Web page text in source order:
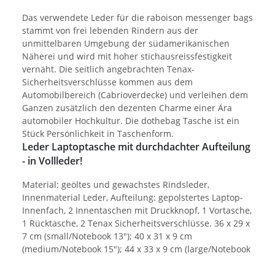
Das verwendete Leder für die raboison messenger bags
stammt von frei lebenden Rindern aus der
unmittelbaren Umgebung der südamerikanischen
Näherei und wird mit hoher stichausreissfestigkeit
vernäht. Die seitlich angebrachten Tenax-
Sicherheitsverschlüsse kommen aus dem
Automobilbereich (Cabrioverdecke) und verleihen dem
Ganzen zusätzlich den dezenten Charme einer Ära
automobiler Hochkultur. Die dothebag Tasche ist ein
Stück Persönlichkeit in Taschenform.
Leder Laptoptasche mit durchdachter Aufteilung
- in Vollleder!
Material: geöltes und gewachstes Rindsleder,
Innenmaterial Leder, Aufteilung: gepolstertes Laptop-
Innenfach, 2 Innentaschen mit Druckknopf, 1 Vortasche,
1 Rücktasche, 2 Tenax Sicherheitsverschlüsse. 36 x 29 x
7 cm (small/Notebook 13"); 40 x 31 x 9 cm
(medium/Notebook 15"); 44 x 33 x 9 cm (large/Notebook